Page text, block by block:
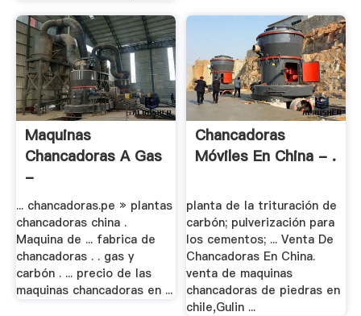
Maquinas
Chancadoras A Gas
-
Drobilkamining.top
... chancadoras.pe » plantas
chancadoras china .
Maquina de ... fabrica de
chancadoras . . gas y
carbón . ... precio de las
maquinas chancadoras en ...
Chancadoras
Móviles En China - .
planta de la trituración de
carbón; pulverización para
los cementos; ... Venta De
Chancadoras En China.
venta de maquinas
chancadoras de piedras en
chile,Gulin ...